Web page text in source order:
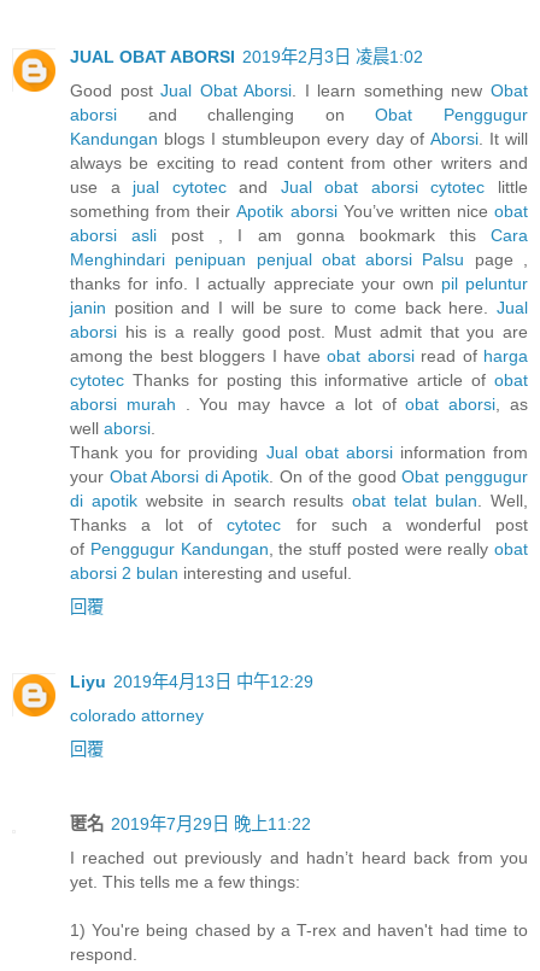
JUAL OBAT ABORSI 2019年2月3日 凌晨1:02
Good postJual Obat Aborsi . I learn something newObat
aborsi and challenging onObat Penggugur
Kandungan blogs I stumbleupon every day of Aborsi. It will
always be exciting to read content from other writers and
use a jual cytotecand Jual obat aborsi cytotec little
something from theirApotik aborsiYou’ve written nice obat
aborsi asli post , I am gonna bookmark thisCara
Menghindari penipuan penjual obat aborsi Palsu page ,
thanks for info. I actually appreciate your own pil peluntur
janin position and I will be sure to come back here. Jual
aborsi his is a really good post. Must admit that you are
among the best bloggers I haveobat aborsiread of harga
cytotec Thanks for posting this informative article of obat
aborsi murah . You may havce a lot ofobat aborsi , as
well aborsi
Thank you for providing Jual obat aborsiinformation from
your Obat Aborsi di Apotik . On of the goodObat penggugur
di apotikwebsite in search resultsobat telat bulan . Well,
Thanks a lot ofcytotec for such a wonderful post
of Penggugur Kandungan , the stuff posted were really obat
aborsi 2 bulan interesting and useful.
回覆
Liyu 2019年4月13日 中午12:29
colorado attorney
回覆
匿名 2019年7月29日 晚上11:22
I reached out previously and hadn’t heard back from you
yet. This tells me a few things:
1) You're being chased by a T-rex and haven't had time to
respond.